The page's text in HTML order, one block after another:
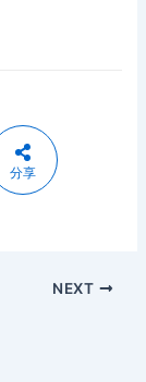
分享
NEXT